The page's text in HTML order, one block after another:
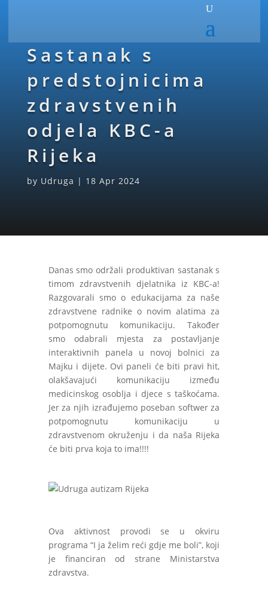
Sastanak s
predstojnicima
zdravstvenih
odjela KBC-a
Rijeka
by Udruga | 18 Apr 2024
Danas smo održali produktivan sastanak s
timom zdravstvenih djelatnika iz KBC-a!
Razgovarali smo o edukacijama za naše
zdravstvene radnike o novim alatima za
potpomognutu komunikaciju. Također
smo odabrali mjesta za postavljanje
interaktivnih panela u novoj bolnici za
Majku i dijete. Ovi paneli će biti pravi hit,
olakšavajući komunikaciju između
medicinskog osoblja i djece s taškoćama.
Jer za njih izrađujemo poseban softwer za
potpomognutu komunikaciju u
zdravstvenom okruženju i da naša Rijeka
će biti prva koja to ima!!!!
Ova aktivnost provodi se u okviru
programa “I ja želim reći gdje me boli”, koji
je financiran od strane Ministarstva
zdravstva.